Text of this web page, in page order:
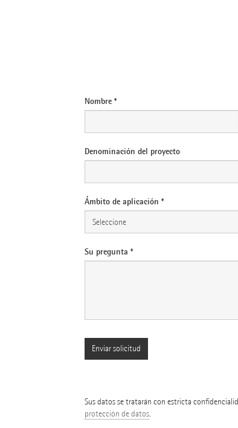
Nombre *
Denominación del proyecto
Ámbito de aplicación *
Su pregunta *
Sus datos se tratarán con estricta
protección de datos.